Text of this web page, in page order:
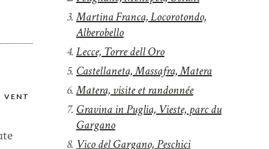
VENT
Martina Franca, Locorotondo,
Alberobello
Lecce, Torre dell Oro
Castellaneta, Massafra, Matera
Matera, visite et randonnée
Gravina in Puglia, Vieste, parc du
Gargano
Vico del Gargano, Peschici